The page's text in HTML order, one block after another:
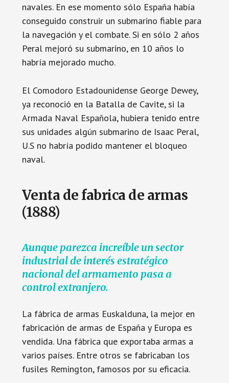
navales. En ese momento sólo España había
conseguido construir un submarino fiable para
la navegación y el combate. Si en sólo 2 años
Peral mejoró su submarino, en 10 años lo
habría mejorado mucho.
El Comodoro Estadounidense George Dewey,
ya reconoció en la Batalla de Cavite, si la
Armada Naval Española, hubiera tenido entre
sus unidades algún submarino de Isaac Peral,
U.S no habría podido mantener el bloqueo
naval.
Venta de fabrica de armas
(1888)
Aunque parezca increíbleunsector
industrial de interés estratégico
nacional del armamento pasa a
control extranjero.
La fábrica de armas Euskalduna, la mejor en
fabricación de armas de España y Europa es
vendida. Una fábrica que exportaba armas a
varios países. Entre otros se fabricaban los
fusiles Remington, famosos por su eficacia.